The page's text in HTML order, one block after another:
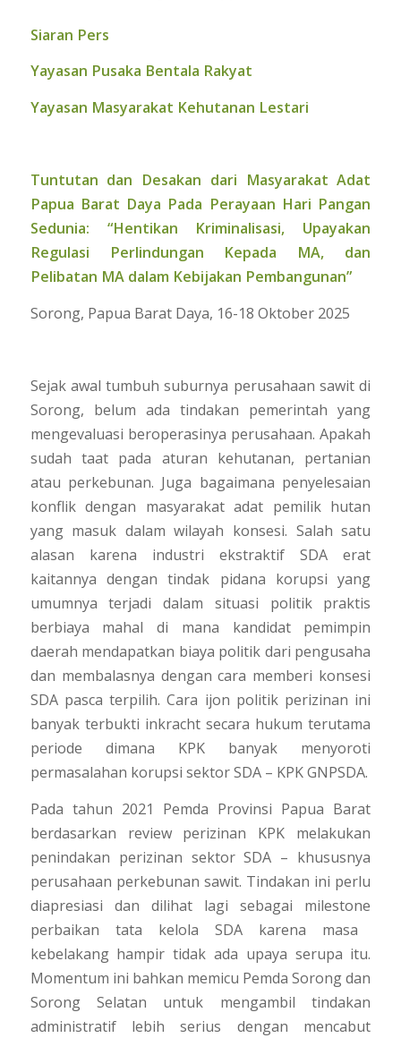
Siaran Pers
Yayasan Pusaka Bentala Rakyat
Yayasan Masyarakat Kehutanan Lestari
Tuntutan dan Desakan dari Masyarakat Adat
Papua Barat Daya Pada Perayaan Hari Pangan
Sedunia: “Hentikan Kriminalisasi, Upayakan
Regulasi Perlindungan Kepada MA, dan
Pelibatan MA dalam Kebijakan Pembangunan”
Sorong, Papua Barat Daya, 16-18 Oktober 2025
Sejak awal tumbuh suburnya perusahaan sawit di
Sorong, belum ada tindakan pemerintah yang
mengevaluasi beroperasinya perusahaan. Apakah
sudah taat pada aturan kehutanan, pertanian
atau perkebunan. Juga bagaimana penyelesaian
konflik dengan masyarakat adat pemilik hutan
yang masuk dalam wilayah konsesi. Salah satu
alasan karena industri ekstraktif SDA erat
kaitannya dengan tindak pidana korupsi yang
umumnya terjadi dalam situasi politik praktis
berbiaya mahal di mana kandidat pemimpin
daerah mendapatkan biaya politik dari pengusaha
dan membalasnya dengan cara memberi konsesi
SDA pasca terpilih. Cara ijon politik perizinan ini
banyak terbukti inkrachtsecara hukum terutama
periode dimana KPK banyak menyoroti
permasalahan korupsi sektor SDA – KPK GNPSDA.
Pada tahun 2021 Pemda Provinsi Papua Barat
berdasarkan review perizinan KPK melakukan
penindakan perizinan sektor SDA – khususnya
perusahaan perkebunan sawit. Tindakan ini perlu
diapresiasi dan dilihat lagi sebagai milestone
perbaikan tata kelola SDA karena masa
kebelakang hampir tidak ada upaya serupa itu.
Momentum ini bahkan memicu Pemda Sorong dan
Sorong Selatan untuk mengambil tindakan
administratif lebih serius dengan mencabut